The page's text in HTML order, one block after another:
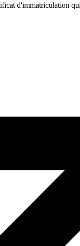
d'immatriculation